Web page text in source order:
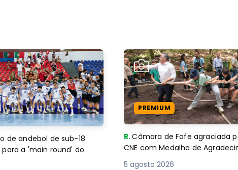
de andebol de sub-18
a 'main round' do
PREMIUM
R.Câmara de Fafe agraciada
CNE com Medalha de
5 agosto 2026